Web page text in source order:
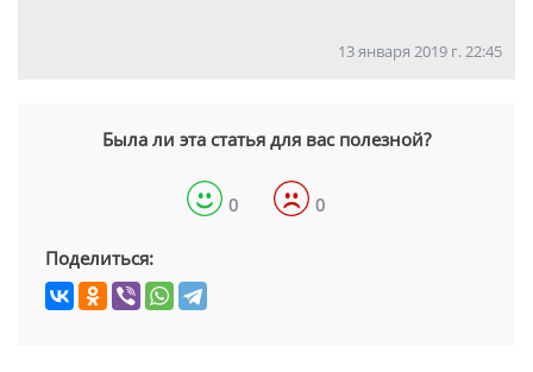
13 января 2019 г. 22:45
Была ли эта статья для вас полезной?
0 0
Поделиться: